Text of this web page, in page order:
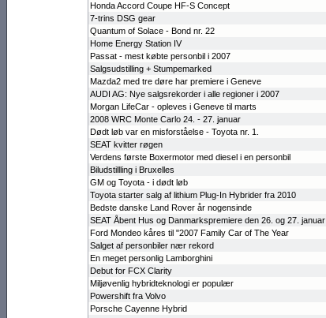
Honda Accord Coupe HF-S Concept
7-trins DSG gear
Quantum of Solace - Bond nr. 22
Home Energy Station IV
Passat - mest købte personbil i 2007
Salgsudstilling + Stumpemarked
Mazda2 med tre døre har premiere i Geneve
AUDI AG: Nye salgsrekorder i alle regioner i 2007
Morgan LifeCar - opleves i Geneve til marts
2008 WRC Monte Carlo 24. - 27. januar
Dødt løb var en misforståelse - Toyota nr. 1.
SEAT kvitter røgen
Verdens første Boxermotor med diesel i en personbil
Biludstillling i Bruxelles
GM og Toyota - i dødt løb
Toyota starter salg af lithium Plug-In Hybrider fra 2010
Bedste danske Land Rover år nogensinde
SEAT Åbent Hus og Danmarkspremiere den 26. og 27. januar
Ford Mondeo kåres til "2007 Family Car of The Year
Salget af personbiler nær rekord
En meget personlig Lamborghini
Debut for FCX Clarity
Miljøvenlig hybridteknologi er populær
Powershift fra Volvo
Porsche Cayenne Hybrid